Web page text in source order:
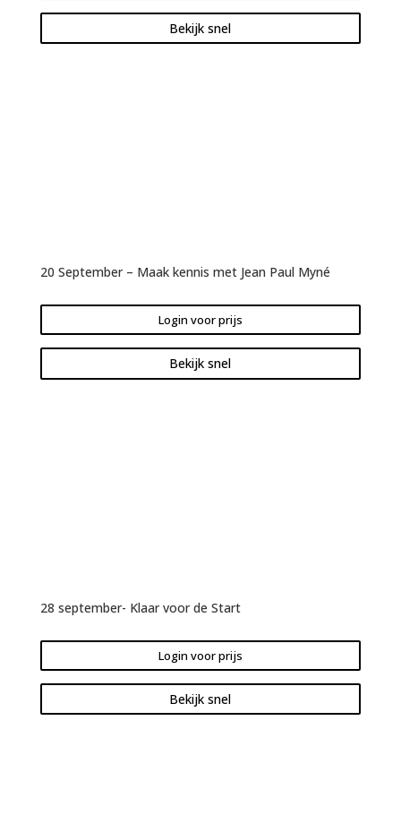
Bekijk snel
20 September – Maak kennis met Jean Paul Myné
Login voor prijs
Bekijk snel
28 september- Klaar voor de Start
Login voor prijs
Bekijk snel